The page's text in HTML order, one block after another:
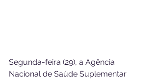
Segunda-feira (29), a Agência
Nacional de Saúde Suplementar